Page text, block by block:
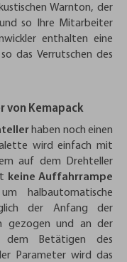
Warnton, der
so Ihre Mitarbeiter
enthalten eine
das Verrutschen des
von Kemapack
haben noch einen
wird einfach mit
auf dem Drehteller
keine Auffahrrampe
halbautomatische
der Anfang der
gezogen und an der
dem Betätigen des
Parameter wird das